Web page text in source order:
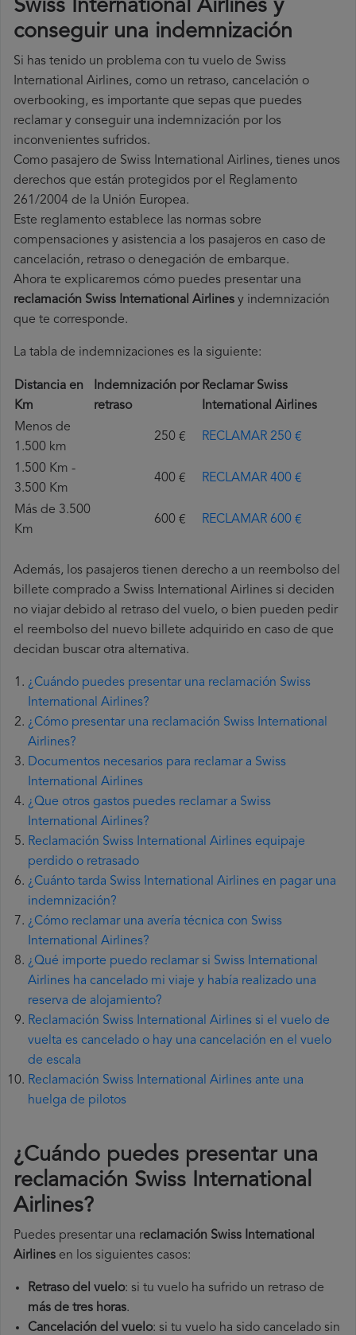
Swiss International Airlines y
conseguir una indemnización
Si has tenido un problema con tu vuelo de Swiss
International Airlines, como un retraso, cancelación o
overbooking, es importante que sepas que puedes
reclamar y conseguir una indemnización por los
inconvenientes sufridos.
Como pasajero de Swiss International Airlines, tienes unos
derechos que están protegidos por el Reglamento
261/2004 de la Unión Europea.
Este reglamento establece las normas sobre
compensaciones y asistencia a los pasajeros en caso de
cancelación, retraso o denegación de embarque.
Ahora te explicaremos cómo puedes presentar una
reclamación Swiss International Airlines y indemnización
que te corresponde.
La tabla de indemnizaciones es la siguiente:
Distancia en
Km
Indemnización por
retraso
Reclamar Swiss
International Airlines
Menos de
1.500 km
250 € RECLAMAR 250 €
1.500 Km -
3.500 Km
400 € RECLAMAR 400 €
Más de 3.500
Km
600 € RECLAMAR 600 €
Además, los pasajeros tienen derecho a un reembolso del
billete comprado a Swiss International Airlines si deciden
no viajar debido al retraso del vuelo, o bien pueden pedir
el reembolso del nuevo billete adquirido en caso de que
decidan buscar otra alternativa.
¿Cuándo puedes presentar una reclamación Swiss
International Airlines?
¿Cómo presentar una reclamación Swiss International
Airlines?
Documentos necesarios para reclamar a Swiss
International Airlines
¿Que otros gastos puedes reclamar a Swiss
International Airlines?
Reclamación Swiss International Airlines equipaje
perdido o retrasado
¿Cuánto tarda Swiss International Airlines en pagar una
indemnización?
¿Cómo reclamar una avería técnica con Swiss
International Airlines?
¿Qué importe puedo reclamar si Swiss International
Airlines ha cancelado mi viaje y había realizado una
reserva de alojamiento?
Reclamación Swiss International Airlines si el vuelo de
vuelta es cancelado o hay una cancelación en el vuelo
de escala
Reclamación Swiss International Airlines ante una
huelga de pilotos
¿Cuándo puedes presentar una
reclamación Swiss International
Airlines?
Puedes presentar una reclamación Swiss International
Airlines en los siguientes casos:
Retraso del vuelo: si tu vuelo ha sufrido un retraso de
más de tres horas.
Cancelación del vuelo: si tu vuelo ha sido cancelado sin